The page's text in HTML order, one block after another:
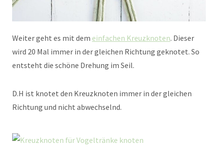
Weiter geht es mit dem einfachen Kreuzknoten. Dieser
wird 20 Mal immer in der gleichen Richtung geknotet. So
entsteht die schöne Drehung im Seil.
D.H ist knotet den Kreuzknoten immer in der gleichen
Richtung und nicht abwechselnd.